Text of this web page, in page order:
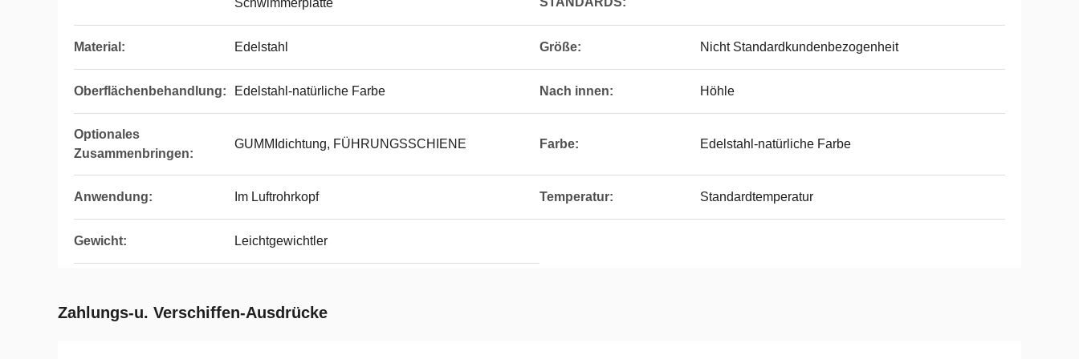
Schwimmerplatte
Material: Edelstahl Größe: Nicht Standardkundenbezogenheit
Oberflächenbehandlung: Edelstahl-natürliche Farbe Nach innen: Höhle
Optionales
Zusammenbringen:
GUMMIdichtung, FÜHRUNGSSCHIENE Farbe: Edelstahl-natürliche Farbe
Anwendung: Im Luftrohrkopf Temperatur: Standardtemperatur
Gewicht: Leichtgewichtler
Zahlungs-u. Verschiffen-Ausdrücke